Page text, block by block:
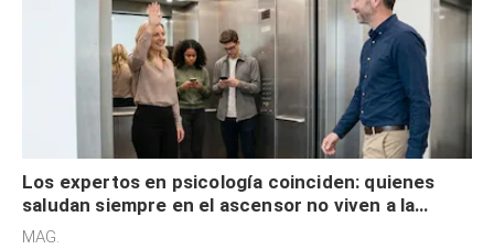
Los expertos en psicología coinciden: quienes
saludan siempre en el ascensor no viven a la
defensiva y tienen apertura social
MAG.